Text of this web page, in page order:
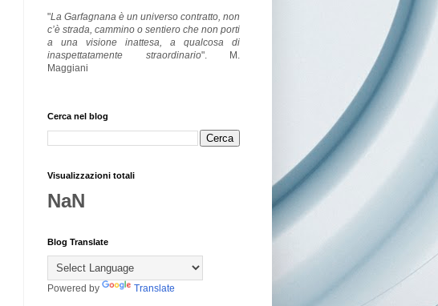
"La Garfagnana è un universo contratto, non
c’è strada, cammino o sentiero che non porti
a una visione inattesa, a qualcosa di
inaspettatamente straordinario". M.
Maggiani
Cerca nel blog
Visualizzazioni totali
NaN
Blog Translate
Powered by Translate